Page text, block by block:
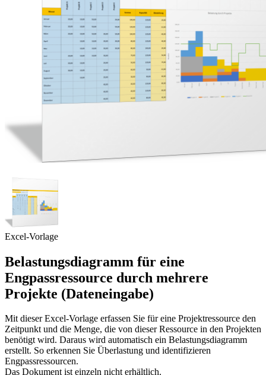
Excel-Vorlage
Belastungsdiagramm für eine
Engpassressource durch mehrere
Projekte (Dateneingabe)
Mit dieser Excel-Vorlage erfassen Sie für eine Projektressource den
Zeitpunkt und die Menge, die von dieser Ressource in den Projekten
benötigt wird. Daraus wird automatisch ein Belastungsdiagramm
erstellt. So erkennen Sie Überlastung und identifizieren
Engpassressourcen.
Das Dokument ist einzeln nicht erhältlich.